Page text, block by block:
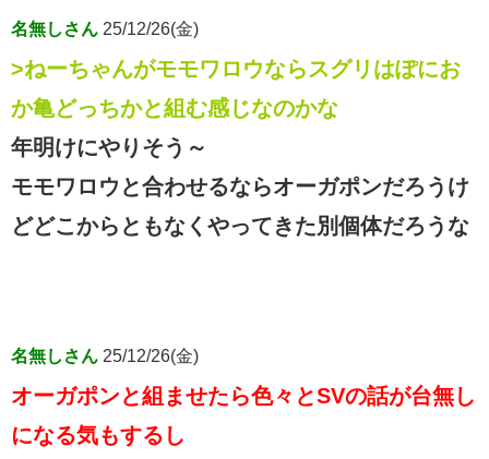
名無しさん 25/12/26(金)
>ねーちゃんがモモワロウならスグリはぽにお
か亀どっちかと組む感じなのかな
年明けにやりそう～
モモワロウと合わせるならオーガポンだろうけ
どどこからともなくやってきた別個体だろうな
名無しさん 25/12/26(金)
オーガポンと組ませたら色々とSVの話が台無し
になる気もするし